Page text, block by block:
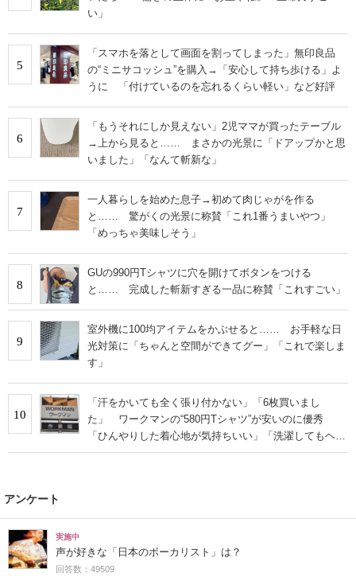
い」
5
「スマホを落として画面を割ってしまった」無印良品
の“ミニサコッシュ”を購入→「安心して持ち歩ける」よ
うに 「付けているのを忘れるくらい軽い」など好評
6
「もうそれにしか見えない」2児ママが買ったテーブル
→上から見ると…… まさかの光景に「ドアップかと思
いました」「なんて斬新な」
7
一人暮らしを始めた息子→初めて肉じゃがを作る
と…… 驚がくの光景に称賛「これ1番うまいやつ」
「めっちゃ美味しそう」
8
GUの990円Tシャツに穴を開けてボタンをつける
と…… 完成した斬新すぎる一品に称賛「これすごい」
9
室外機に100均アイテムをかぶせると…… お手軽な日
光対策に「ちゃんと空間ができてグー」「これで楽しま
す」
10
「汗をかいても全く張り付かない」「6枚買いまし
た」 ワークマンの“580円Tシャツ”が安いのに優秀
「ひんやりした着心地が気持ちいい」「洗濯してもヘタ
らない」
アンケート
実施中
声が好きな「日本のボーカリスト」は？
回答数：49509